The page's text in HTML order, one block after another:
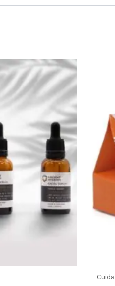
“Bálsamo Labial –
una valoración.